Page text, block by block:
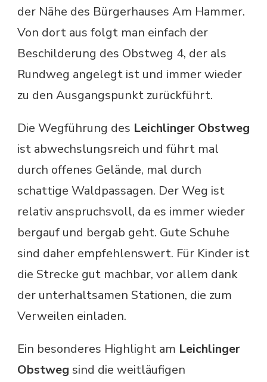
der Nähe des Bürgerhauses Am Hammer.
Von dort aus folgt man einfach der
Beschilderung des Obstweg 4, der als
Rundweg angelegt ist und immer wieder
zu den Ausgangspunkt zurückführt.
Die Wegführung des Leichlinger Obstweg
ist abwechslungsreich und führt mal
durch offenes Gelände, mal durch
schattige Waldpassagen. Der Weg ist
relativ anspruchsvoll, da es immer wieder
bergauf und bergab geht. Gute Schuhe
sind daher empfehlenswert. Für Kinder ist
die Strecke gut machbar, vor allem dank
der unterhaltsamen Stationen, die zum
Verweilen einladen.
Ein besonderes Highlight am Leichlinger
Obstweg sind die weitläufigen